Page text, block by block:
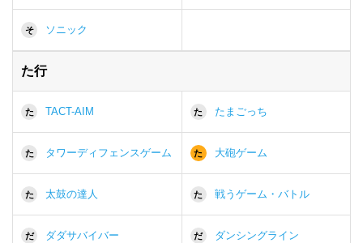
そ ソニック
た行
た TACT-AIM た たまごっち
た タワーディフェンスゲーム た 大砲ゲーム
た 太鼓の達人 た 戦うゲーム・バトル
だ ダダサバイバー だ ダンシングライン